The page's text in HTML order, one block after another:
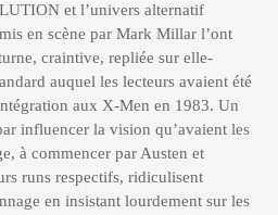
et l’univers alternatif
en scène par Mark Millar l’ont
craintive, repliée sur elle-
auquel les lecteurs avaient été
aux X-Men en 1983. Un
influencer la vision qu’avaient les
à commencer par Austen et
runs respectifs, ridiculisent
en insistant lourdement sur les